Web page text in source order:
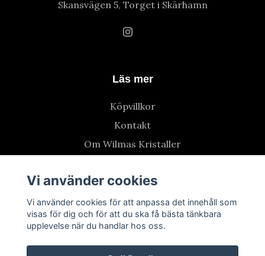
Skansvägen 5, Torget i Skärhamn
Läs mer
Köpvillkor
Kontakt
Om Wilmas Kristaller
Vi använder cookies
Vi använder cookies för att anpassa det innehåll som
visas för dig och för att du ska få bästa tänkbara
upplevelse när du handlar hos oss.